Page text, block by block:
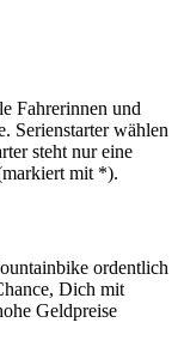
Fahrerinnen und
Serienstarter wählen
steht nur eine
mit *).
ordentlich
Dich mit
Geldpreise